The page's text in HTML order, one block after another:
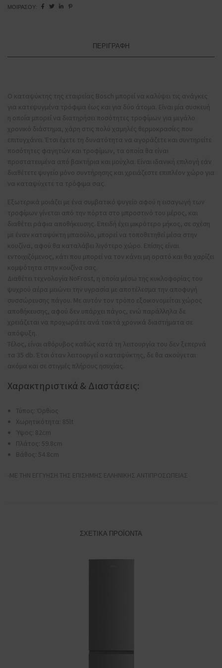
ποσότητα
ΜΟΙΡΆΣΟΥ:
ΠΕΡΙΓΡΑΦΉ
Ο καταψύκτης της εταιρείας Bosch μπορεί να καλύψει τις ανάγκες
για κατεψυγμένα τρόφιμα έως και για δύο άτομα. Είναι μία συσκευή
η οποία μπορεί να διατηρήσει ποσότητες τροφίμων για μεγάλο
χρονικό διάστημα, χάρη στις πολύ χαμηλές θερμοκρασίες που
επιτυγχάνει. Έτσι έχετε τη δυνατότητα να αγοράζετε και συντηρείτε
ποσότητες φαγητών και τροφίμων, τα οποία θα είναι
προστατευμένα από βακτήρια και μούχλα. Είναι ιδανική επιλογή εάν
διαθέτετε ψυγείο μόνο συντήρησης και χρειάζεστε επιπλέον χώρο για
να καταψύχετε τα τρόφιμα σας.
Εξωτερικά μοιάζει με ένα συμβατικό ψυγείο αφού η εισαγωγή των
τροφίμων γίνεται από την πόρτα στο μπροστινό του μέρος, και
διαθέτει ράφια αποθήκευσης. Επειδή έχει μικρότερο μήκος, σε σχέση
με έναν καταψύκτη μπαούλο, μπορεί να τοποθετηθεί μέσα στην
κουζίνα, αφού θα καταλάβει λιγότερο χώρο. Επίσης είναι
εντοιχιζόμενος, κάτι που μπορεί να τον κάνει μη ορατό και θα χαρίζει
κομψότητα στην κουζίνα σας.
Διαθέτει τεχνολογία NoFrost, η οποία μέσω της κυκλοφορίας του
ψυχρού αέρα μειώνει την υγρασία με αποτέλεσμα την αποφυγή
συσσώρευσης πάγου. Με αυτόν τον τρόπο εξοικονομείται χώρος
αποθήκευσης, αφού δεν υπάρχει πάγος, ενώ παράλληλα δε
χρειάζεται να προχωράτε ανά τακτά χρονικά διαστήματα σε
απόψυξη.
Τέλος, είναι αθόρυβος καθώς κατά τη λειτουργία του δεν ξεπερνά
τα 35 db. Έτσι όταν λειτουργεί ο καταψύκτης, δε θα ακούγεται
ακόμα και σε στιγμές πλήρους ησυχίας.
Χαρακτηριστικά & Διαστάσεις:
Τύπος: Όρθιος
Χωρητικότητα: 85lt
Ύψος: 82cm
Πλάτος: 59.8cm
Βάθος: 54.8cm
-ΜΕ ΤΗΝ ΕΓΓΥΗΣΗ ΤΗΣ ΕΠΙΣΗΜΗΣ ΕΛΛΗΝΙΚΗΣ ΑΝΤΙΠΡΟΣΩΠΕΙΑΣ
ΣΧΕΤΙΚΆ ΠΡΟΪΌΝΤΑ